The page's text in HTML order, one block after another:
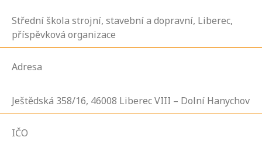
Střední škola strojní, stavební a dopravní, Liberec,
příspěvková organizace
Adresa
Ještědská 358/16, 46008 Liberec VIII – Dolní Hanychov
IČO